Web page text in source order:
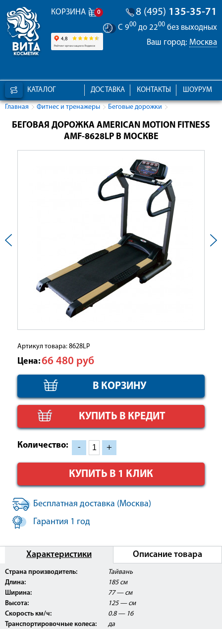
КОРЗИНА 0 8 (495) 135-35-71
С 900 до 2200 без выходных
Ваш город: Москва
КАТАЛОГ ШОУРУМ
КОНТАКТЫ
ДОСТАВКА
Главная Фитнес и тренажеры Беговые дорожки
БЕГОВАЯ ДОРОЖКА AMERICAN MOTION FITNESS
AMF-8628LP В МОСКВЕ
Артикул товара: 8628LP
Цена:66 480 руб
КУПИТЬ В КРЕДИТ
Количество: - +
КУПИТЬ В 1 КЛИК
Бесплатная доставка (Москва)
Гарантия 1 год
Характеристики Описание товара
Страна производитель:
Тайвань
Длина:
185 см
Ширина:
77 — см
Высота:
125 — см
Скорость км/ч:
0.8 — 16
Транспортировочные колеса:
да